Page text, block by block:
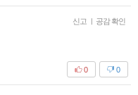
신고 | 공감 확인
0
0